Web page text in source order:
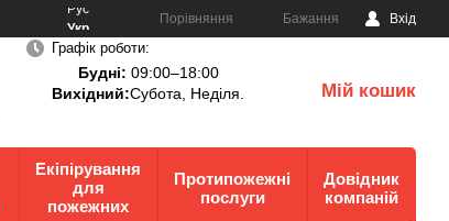
Рус
Укр
Порівняння Бажання Вхід
Графік роботи:
Будні: 09:00–18:00
Вихідний:Субота, Неділя. Мій кошик
Екіпірування
для
пожежних
Протипожежні
послуги
Довідник
компаній